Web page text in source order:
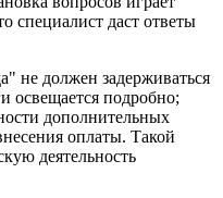
специалист даст ответы
не должен задерживаться
освещается подробно;
дополнительных
оплаты. Такой
деятельность